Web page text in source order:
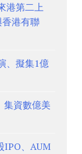
港第二上
港有聯
、擬集1億
集資數億美
IPO、AUM